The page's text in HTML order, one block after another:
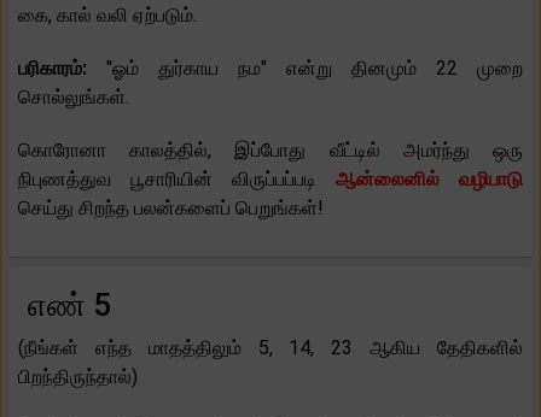
கை, கால் வலி ஏற்படும்.
பரிகாரம்: "ஓம் துர்காய நம" என்று தினமும் 22 முறை
சொல்லுங்கள்.
கொரோனா காலத்தில், இப்போது வீட்டில் அமர்ந்து ஒரு
நிபுணத்துவ பூசாரியின் விருப்பப்படி ஆன்லைனில் வழிபாடு
செய்து சிறந்த பலன்களைப் பெறுங்கள்!
எண் 5
(நீங்கள் எந்த மாதத்திலும் 5, 14, 23 ஆகிய தேதிகளில்
பிறந்திருந்தால்)